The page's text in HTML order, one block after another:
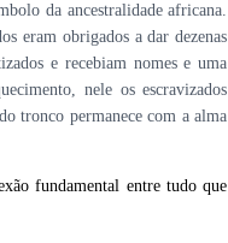
da ancestralidade africana.
eram obrigados a dar dezenas
e recebiam nomes e uma
nele os escravizados
tronco permanece com a alma
fundamental entre tudo que